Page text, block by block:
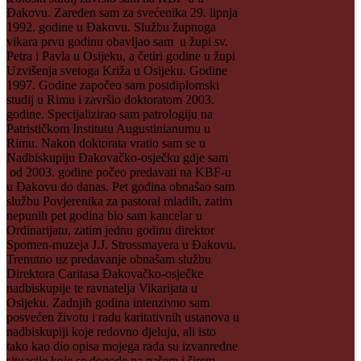
Đakovu. Zaređen sam za svećenika 29. lipnja
1992. godine u Đakovu. Službu župnoga
vikara prvu godinu obavljao sam u župi sv.
Petra i Pavla u Osijeku, a četiri godine u župi
Uzvišenja svetoga Križa u Osijeku. Godine
1997. Godine započeo sam postdiplomski
studij u Rimu i završio doktoratom 2003.
godine. Specijalizirao sam patrologiju na
Patrističkom Institutu Augustinianumu u
Rimu. Nakon doktorata vratio sam se u
Nadbiskupiju Đakovačko-osječku gdje sam
od 2003. godine počeo predavati na KBF-u
u Đakovu do danas. Pet godina obnašao sam
službu Povjerenika za pastoral mladih, zatim
nepunih pet godina bio sam kancelar u
Ordinarijatu, zatim jednu godinu direktor
Spomen-muzeja J.J. Strossmayera u Đakovu.
Trenutno uz predavanje obnašam službu
Direktora Caritasa Đakovačko-osječke
nadbiskupije te ravnatelja Vikarijata u
Osijeku. Zadnjih godina intenzivno sam
posvećen životu i radu karitativnih ustanova u
nadbiskupiji koje redovno djeluju, ali isto
tako kao dio opisa mojega rada su izvanredne